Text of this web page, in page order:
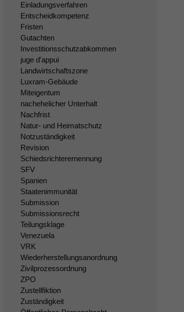
Einladungsverfahren
Entscheidkompetenz
Fristen
Gutachten
Investitionsschutzabkommen
juge d'appui
Landwirtschaftszone
Luxram-Gebäude
Miteigentum
nachehelicher Unterhalt
Nachfrist
Natur- und Heimatschutz
Notzuständigkeit
Revision
Schiedsrichterernennung
SFV
Spanien
Staatenimmunität
Submission
Submissionsrecht
Teilungsklage
Venezuela
VRK
Wiederherstellungsanordnung
Zivilprozessordnung
ZPO
Zustellfiktion
Zuständigkeit